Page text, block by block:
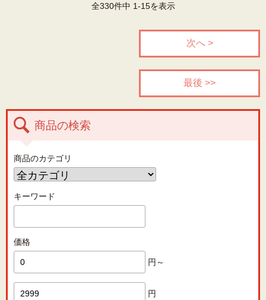
全330件中 1-15を表示
次へ >
最後 >>
商品の検索
商品のカテゴリ
キーワード
価格
円～
円